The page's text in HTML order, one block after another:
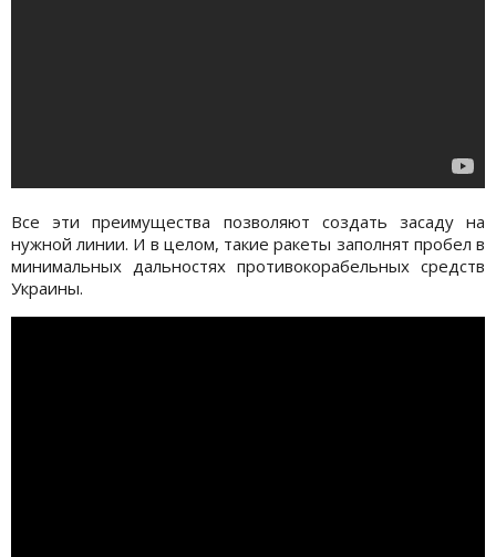
Все эти преимущества позволяют создать засаду на
нужной линии. И в целом, такие ракеты заполнят пробел в
минимальных дальностях противокорабельных средств
Украины.